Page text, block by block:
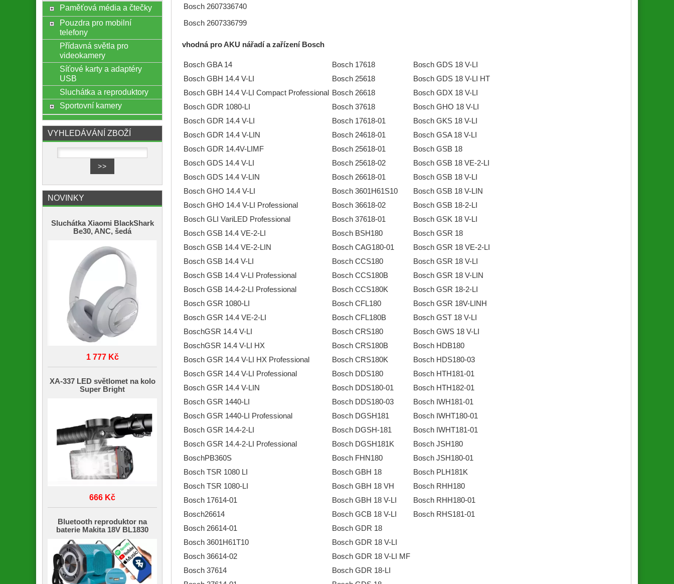
Bosch 2607336740
Bosch 2607336799
vhodná pro AKU nářadí a zařízení Bosch
Bosch GBA 14 Bosch 17618
Bosch GDS 18 V-LI
Bosch GBH 14.4 V-LI
Bosch 25618
Bosch GDS 18 V-LI HT
Bosch GBH 14.4 V-LI Compact Professional
Bosch 26618
Bosch GDX 18 V-LI
Bosch GDR 1080-LI
Bosch 37618
Bosch GHO 18 V-LI
Bosch GDR 14.4 V-LI
Bosch 17618-01
Bosch GKS 18 V-LI
Bosch GDR 14.4 V-LIN
Bosch 24618-01
Bosch GSA 18 V-LI
Bosch GDR 14.4V-LIMF
Bosch 25618-01
Bosch GSB 18
Bosch GDS 14.4 V-LI
Bosch 25618-02
Bosch GSB 18 VE-2-LI
Bosch GDS 14.4 V-LIN
Bosch 26618-01
Bosch GSB 18 V-LI
Bosch GHO 14.4 V-LI
Bosch 3601H61S10
Bosch GSB 18 V-LIN
Bosch GHO 14.4 V-LI Professional
Bosch 36618-02
Bosch GSB 18-2-LI
Bosch GLI VariLED Professional
Bosch 37618-01
Bosch GSK 18 V-LI
Bosch GSB 14.4 VE-2-LI
Bosch BSH180
Bosch GSR 18
Bosch GSB 14.4 VE-2-LIN
Bosch CAG180-01
Bosch GSR 18 VE-2-LI
Bosch GSB 14.4 V-LI
Bosch CCS180
Bosch GSR 18 V-LI
Bosch GSB 14.4 V-LI Professional
Bosch CCS180B
Bosch GSR 18 V-LIN
Bosch GSB 14.4-2-LI Professional
Bosch CCS180K
Bosch GSR 18-2-LI
Bosch GSR 1080-LI
Bosch CFL180
Bosch GSR 18V-LINH
Bosch GSR 14.4 VE-2-LI
Bosch CFL180B
Bosch GST 18 V-LI
BoschGSR 14.4 V-LI
Bosch CRS180
Bosch GWS 18 V-LI
BoschGSR 14.4 V-LI HX
Bosch CRS180B
Bosch HDB180
Bosch GSR 14.4 V-LI HX Professional
Bosch CRS180K
Bosch HDS180-03
Bosch GSR 14.4 V-LI Professional
Bosch DDS180
Bosch HTH181-01
Bosch GSR 14.4 V-LIN
Bosch DDS180-01
Bosch HTH182-01
Bosch GSR 1440-LI
Bosch DDS180-03
Bosch IWH181-01
Bosch GSR 1440-LI Professional
Bosch DGSH181
Bosch IWHT180-01
Bosch GSR 14.4-2-LI
Bosch DGSH-181
Bosch IWHT181-01
Bosch GSR 14.4-2-LI Professional
Bosch DGSH181K
Bosch JSH180
BoschPB360S
Bosch FHN180
Bosch JSH180-01
Bosch TSR 1080 LI
Bosch GBH 18
Bosch PLH181K
Bosch TSR 1080-LI
Bosch GBH 18 VH
Bosch RHH180
Bosch 17614-01
Bosch GBH 18 V-LI
Bosch RHH180-01
Bosch26614
Bosch GCB 18 V-LI
Bosch RHS181-01
Bosch 26614-01
Bosch GDR 18
Bosch 3601H61T10
Bosch GDR 18 V-LI
Bosch 36614-02
Bosch GDR 18 V-LI MF
Bosch 37614
Bosch GDR 18-LI
Paměťová média a čtečky
Pouzdra pro mobilní
telefony
Přídavná světla pro
videokamery
Síťové karty a adaptéry
USB
Sluchátka a reproduktory
Sportovní kamery
VYHLEDÁVÁNÍ ZBOŽÍ
NOVINKY
Sluchátka Xiaomi BlackShark
Be30, ANC, šedá
1 777 Kč
XA-337 LED světlomet na kolo
Super Bright
666 Kč
Bluetooth reproduktor na
baterie Makita 18V BL1830